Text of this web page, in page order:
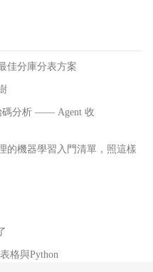
佳分庫分表方案
碼分析 —— Agent 收
的機器學習入門清單，照這樣
格與Python